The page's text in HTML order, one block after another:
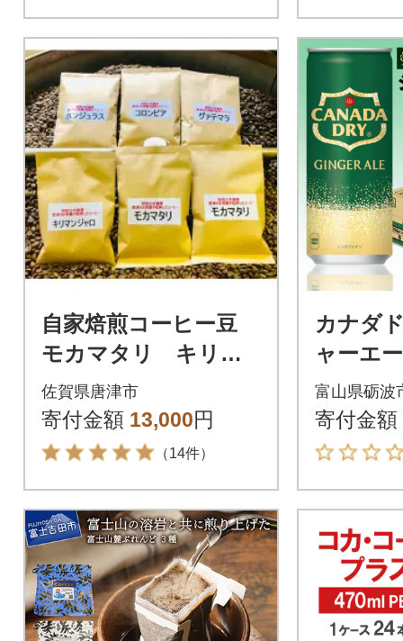
自家焙煎コーヒー豆
モカマタリ キリマ
ンジャロ コロンビ
ア グアテマラ ホ
ンジュラス (豆のま
佐賀県唐津市
寄付金額 13,000円
（14件）
カナダ
ャーエ
0本
富山県砺波
寄付金額